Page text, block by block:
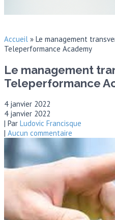
Accueil » Le management
Teleperformance Academy
Le management
Teleperformance
4 janvier 2022
4 janvier 2022
| Par Ludovic Francisque
| Aucun commentaire